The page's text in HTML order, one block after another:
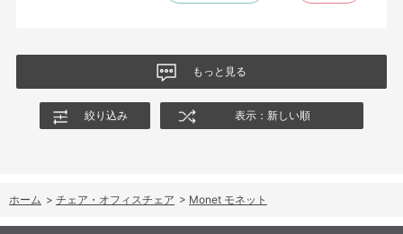
もっと見る
絞り込み 表示：新しい順
ホーム > チェア・オフィスチェア > Monet モネット